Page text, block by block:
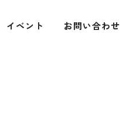
イベント お問い合わせ